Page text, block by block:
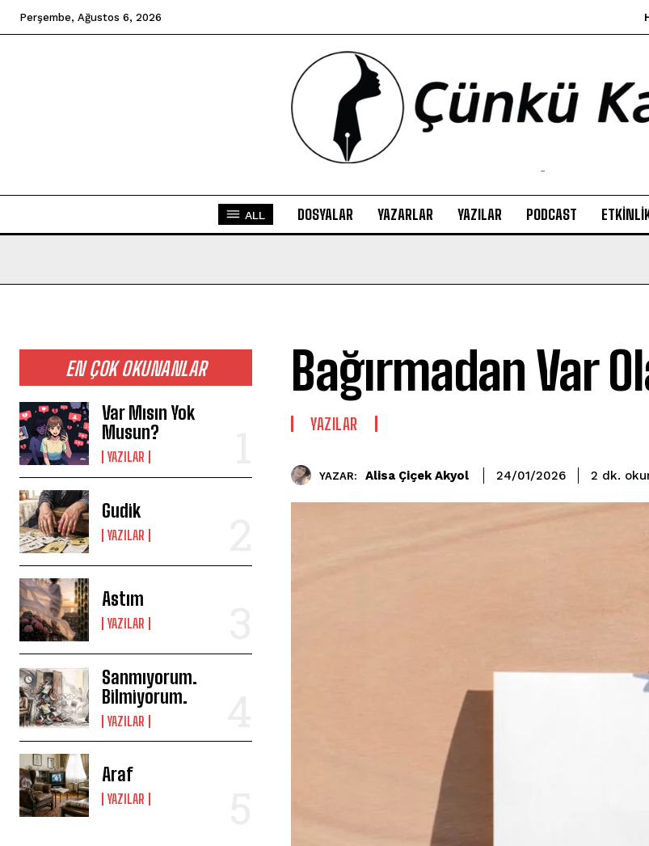
Perşembe, Ağustos 6, 2026
-
ALL DOSYALAR YAZARLAR YAZILAR PODCAST
EN ÇOK OKUNANLAR
Var Mısın Yok
Musun?
YAZILAR
Gudik
YAZILAR
Astım
YAZILAR
Sanmıyorum.
Bilmiyorum.
YAZILAR
Araf
YAZILAR
Bağırmadan Var
YAZILAR
YAZAR: Alisa Çiçek Akyol 24/01/2026 2 dk.